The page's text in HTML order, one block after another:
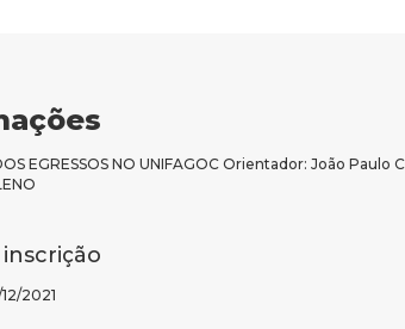
EGRESSOS NO UNIFAGOC Orientador: João Paulo
2021